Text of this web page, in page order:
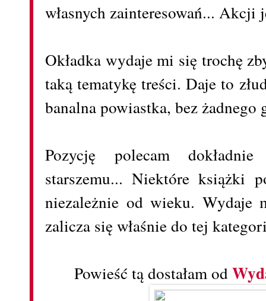
własnych zainteresowań... Akcji
Okładka wydaje mi się trochę
taką tematykę treści. Daje to
banalna powiastka, bez żadnego
Pozycję polecam
starszemu... Niektóre książki
niezależnie od wieku.
zalicza się właśnie do tej
Powieść tą dostałam od